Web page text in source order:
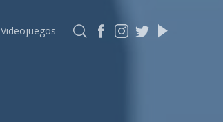
Videojuegos